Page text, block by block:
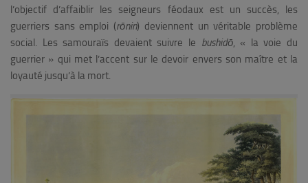
l’objectif d’affaiblir les seigneurs féodaux est un succès, les
guerriers sans emploi (rōnin) deviennent un véritable problème
social. Les samouraïs devaient suivre le bushidō, « la voie du
guerrier » qui met l’accent sur le devoir envers son maître et la
loyauté jusqu’à la mort.